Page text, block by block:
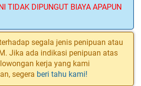
TIDAK DIPUNGUT BIAYA APAPUN
segala jenis penipuan atau
Jika ada indikasi penipuan atas
kerja yang kami
segera beri tahu kami!